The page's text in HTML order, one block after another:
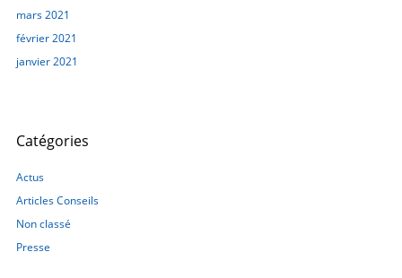
mars 2021
février 2021
janvier 2021
Catégories
Actus
Articles Conseils
Non classé
Presse